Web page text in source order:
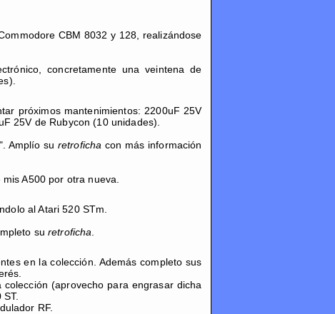
CBM 8032 y 128, realizándose
concretamente una veintena de
próximos mantenimientos: 2200uF 25V
25V de Rubycon (10 unidades).
Amplío su retroficha con más información
A500 por otra nueva.
al Atari 520 STm.
su retroficha
en la colección. Además completo sus
(aprovecho para engrasar dicha
RF.